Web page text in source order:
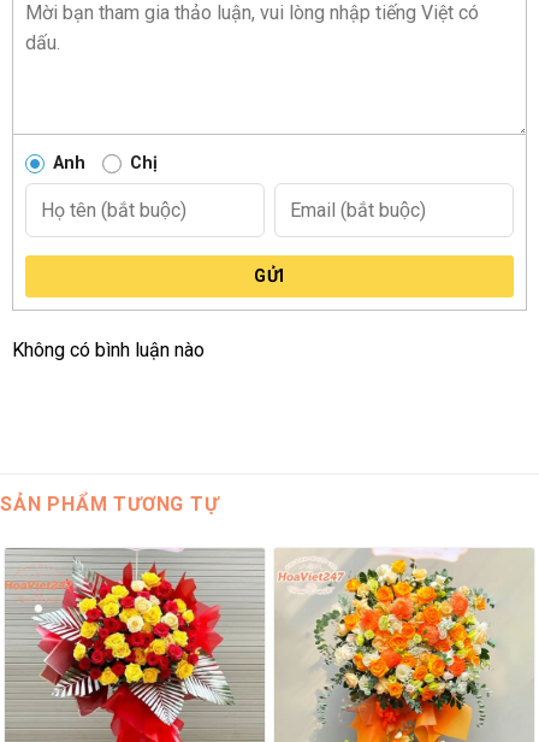
và phát triển bền vững.
tiên.
Sự kiện đặc biệt:Tặng kệ hoa trong các sự kiện lớn như
hội nghị, hội thảo, triển lãm để tôn vinh sự kiện và chúc
mừng sự phát triển.
Khi đến dự tiệc tân gia nhà mới của bạn bè
hoặc người thân, kệ hoa này là món quà tinh tế để chúc
mừng gia chủ về một tổ ấm mới đầy hạnh phúc và may
Anh Chị
GỬI
Không có bình luận nào
SẢN PHẨM TƯƠNG TỰ